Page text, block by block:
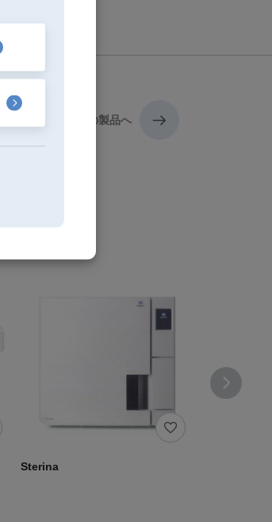
次の製品へ
Sterina